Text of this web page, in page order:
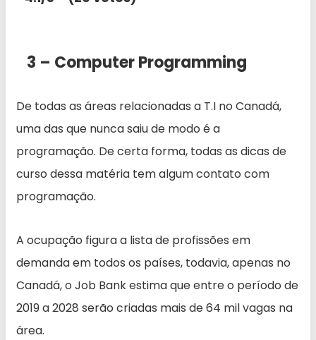
3 – Computer Programming
De todas as áreas relacionadas a T.I no Canadá,
uma das que nunca saiu de modo é a
programação. De certa forma, todas as dicas de
curso dessa matéria tem algum contato com
programação.
A ocupação figura a lista de profissões em
demanda em todos os países, todavia, apenas no
Canadá, o Job Bank estima que entre o período de
2019 a 2028 serão criadas mais de 64 mil vagas na
área.